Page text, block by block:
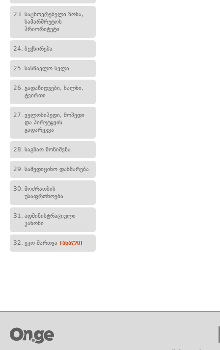
23. საცხოვრებელი ზონა,
სამარშრუტოს
პრიორიტეტი
24. ბუქსირება
25. სასწავლო სვლა
26. გადაზიდვები, ხალხი,
ტვირთი
27. ველოსიპედი, მოპედი
და პირუტყვის
გადარეკვა
28. საგზაო მონიშვნა
29. სამედიცინო დახმარება
30. მოძრაობის
უსაფრთხოება
31. ადმინისტრაციული
კანონი
32. ეკო-მართვა [ახალი]